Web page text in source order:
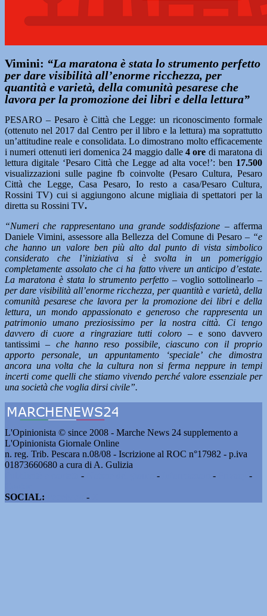
Vimini: “La maratona è stata lo strumento perfetto
per dare visibilità all’enorme ricchezza, per
quantità e varietà, della comunità pesarese che
lavora per la promozione dei libri e della lettura”
PESARO – Pesaro è Città che Legge: un riconoscimento formale
(ottenuto nel 2017 dal Centro per il libro e la lettura) ma soprattutto
un’attitudine reale e consolidata. Lo dimostrano molto efficacemente
i numeri ottenuti ieri domenica 24 maggio dalle 4 ore di maratona di
lettura digitale ‘Pesaro Città che Legge ad alta voce!’: ben 17.500
visualizzazioni sulle pagine fb coinvolte (Pesaro Cultura, Pesaro
Città che Legge, Casa Pesaro, Io resto a casa/Pesaro Cultura,
Rossini TV) cui si aggiungono alcune migliaia di spettatori per la
diretta su Rossini TV.
“Numeri che rappresentano una grande soddisfazione – afferma
Daniele Vimini, assessore alla Bellezza del Comune di Pesaro– “e
che hanno un valore ben più alto dal punto di vista simbolico
considerato che l’iniziativa si è svolta in un pomeriggio
completamente assolato che ci ha fatto vivere un anticipo d’estate.
La maratona è stata lo strumento perfetto – voglio sottolinearlo –
per dare visibilità all’enorme ricchezza, per quantità e varietà, della
comunità pesarese che lavora per la promozione dei libri e della
lettura, un mondo appassionato e generoso che rappresenta un
patrimonio umano preziosissimo per la nostra città. Ci tengo
davvero di cuore a ringraziare tutti coloro –e sono davvero
tantissimi – che hanno reso possibile, ciascuno con il proprio
apporto personale, un appuntamento ‘speciale’ che dimostra
ancora una volta che la cultura non si ferma neppure in tempi
incerti come quelli che stiamo vivendo perché valore essenziale per
una società che voglia dirsi civile”.
L'Opinionista © since 2008 - Marche News 24 supplemento a
L'Opinionista Giornale Online
n. reg. Trib. Pescara n.08/08 - Iscrizione al ROC n°17982 - p.iva
01873660680 a cura di A. Gulizia
- - -
-
SOCIAL:
-